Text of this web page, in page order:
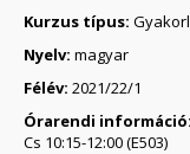
Kurzus típus:
Nyelv: magyar
Félév: 2021/22/1
Órarendi információ:
Cs 10:15-12:00 (E503)